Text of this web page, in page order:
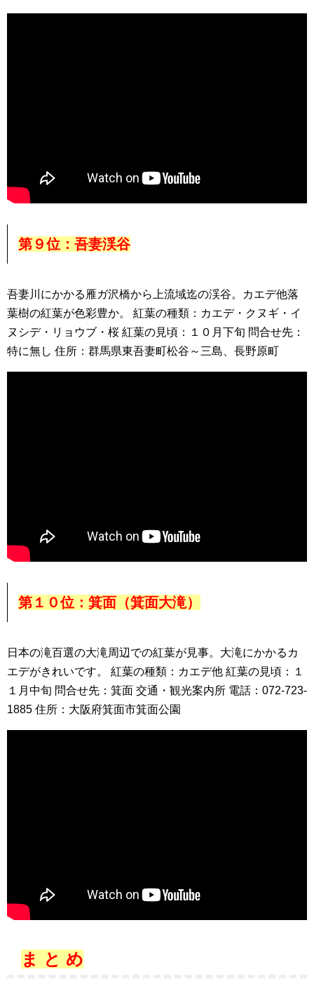
第９位：吾妻渓谷
吾妻川にかかる雁ガ沢橋から上流域迄の渓谷。カエデ他落
葉樹の紅葉が色彩豊か。 紅葉の種類：カエデ・クヌギ・イ
ヌシデ・リョウブ・桜 紅葉の見頃：１０月下旬 問合せ先：
特に無し 住所：群馬県東吾妻町松谷～三島、長野原町
第１０位：箕面（箕面大滝）
日本の滝百選の大滝周辺での紅葉が見事。大滝にかかるカ
エデがきれいです。 紅葉の種類：カエデ他 紅葉の見頃：１
１月中旬 問合せ先：箕面 交通・観光案内所 電話：072-723-
1885 住所：大阪府箕面市箕面公園
ま と め